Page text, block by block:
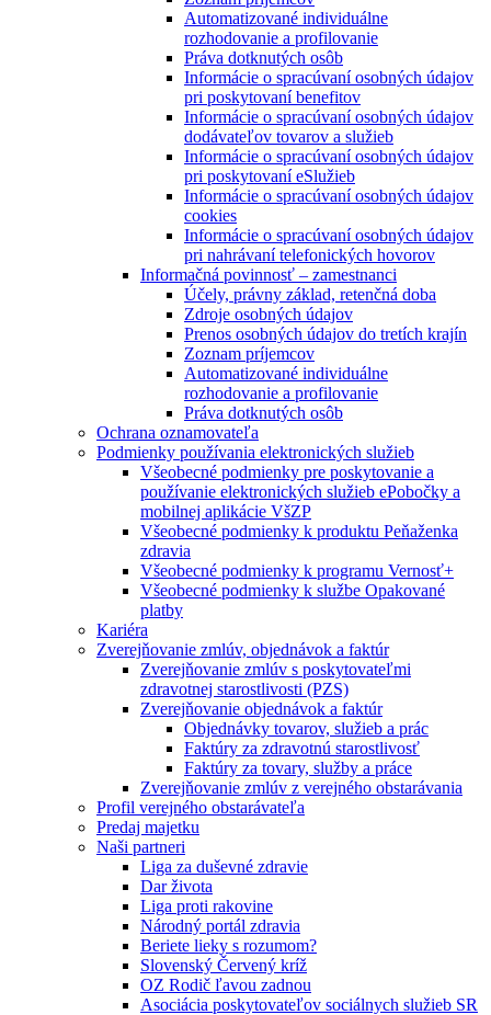
Automatizované individuálne
rozhodovanie a profilovanie
Práva dotknutých osôb
Informácie o spracúvaní osobných údajov
pri poskytovaní benefitov
Informácie o spracúvaní osobných údajov
dodávateľov tovarov a služieb
Informácie o spracúvaní osobných údajov
pri poskytovaní eSlužieb
Informácie o spracúvaní osobných údajov
cookies
Informácie o spracúvaní osobných údajov
pri nahrávaní telefonických hovorov
Informačná povinnosť – zamestnanci
Účely, právny základ, retenčná doba
Zdroje osobných údajov
Prenos osobných údajov do tretích krajín
Zoznam príjemcov
Automatizované individuálne
rozhodovanie a profilovanie
Práva dotknutých osôb
Ochrana oznamovateľa
Podmienky používania elektronických služieb
Všeobecné podmienky pre poskytovanie a
používanie elektronických služieb ePobočky a
mobilnej aplikácie VšZP
Všeobecné podmienky k produktu Peňaženka
zdravia
Všeobecné podmienky k programu Vernosť+
Všeobecné podmienky k službe Opakované
platby
Kariéra
Zverejňovanie zmlúv, objednávok a faktúr
Zverejňovanie zmlúv s poskytovateľmi
zdravotnej starostlivosti (PZS)
Zverejňovanie objednávok a faktúr
Objednávky tovarov, služieb a prác
Faktúry za zdravotnú starostlivosť
Faktúry za tovary, služby a práce
Zverejňovanie zmlúv z verejného obstarávania
Profil verejného obstarávateľa
Predaj majetku
Naši partneri
Liga za duševné zdravie
Dar života
Liga proti rakovine
Národný portál zdravia
Beriete lieky s rozumom?
Slovenský Červený kríž
OZ Rodič ľavou zadnou
Asociácia poskytovateľov sociálnych služieb SR